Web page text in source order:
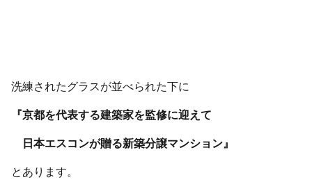
洗練されたグラスが並べられた下に
『京都を代表する建築家を監修に迎えて
日本エスコンが贈る新築分譲マンション』
とあります。